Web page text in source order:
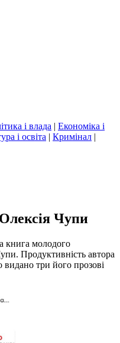
і влада | Економіка і
і освіта | Кримінал |
Чупи
книга молодого
Продуктивність автора
три його прозові